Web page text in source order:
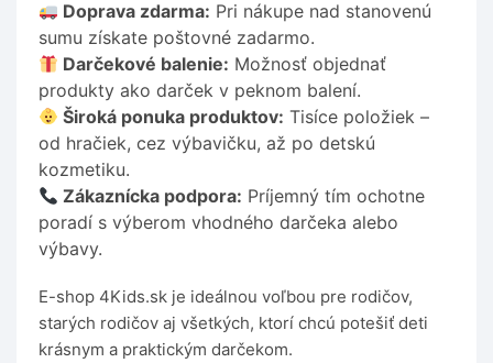
Doprava zdarma: Pri nákupe nad stanovenú
sumu získate poštovné zadarmo.
Darčekové balenie: Možnosť objednať
produkty ako darček v peknom balení.
Široká ponuka produktov: Tisíce položiek –
od hračiek, cez výbavičku, až po detskú
kozmetiku.
Zákaznícka podpora: Príjemný tím ochotne
poradí s výberom vhodného darčeka alebo
výbavy.
E-shop 4Kids.sk je ideálnou voľbou pre rodičov,
starých rodičov aj všetkých, ktorí chcú potešiť deti
krásnym a praktickým darčekom.